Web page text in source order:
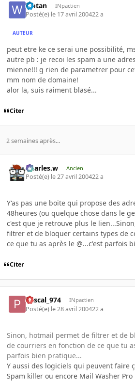
wotan INpactien
Posté(e) le 17 avril 200422 a
AUTEUR
peut etre ke ce serai une possibilité,
autre pb : je recoi les spam a une
mienne!!! g rien de parametrer pour
mm nom de domaine!
alor la, suis raiment blasé...
Citer
2 semaines après...
Charles.w Ancien
Posté(e) le 27 avril 200422 a
Y'as pas une boite qui propose des
48heures (ou quelque chose dans le
c'est que je retrouve plus le
filtrer et de bloquer certains types de
ce que tu as après le @...c'est parfois
Citer
Pascal_974 INpactien
Posté(e) le 28 avril 200422 a
Sinon, hotmail permet de filtrer et de
de courriers en fonction de ce que tu
parfois bien pratique...
Y aussi des logiciels qui peuvent faire
Spam killer ou encore Mail Washer Pro